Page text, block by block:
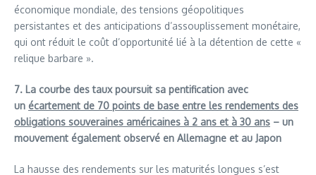
économique mondiale, des tensions géopolitiques
persistantes et des anticipations d’assouplissement monétaire,
qui ont réduit le coût d’opportunité lié à la détention de cette «
relique barbare ».
7. La courbe des taux poursuit sa pentification avec
un écartement de 70 points de base entre les rendements des
obligations souveraines américaines à 2 ans et à 30 ans – un
mouvement également observé en Allemagne et au Japon
La hausse des rendements sur les maturités longues s’est